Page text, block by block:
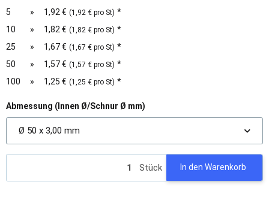
5
» 1,92 € (1,92 € pro St) *
10
» 1,82 € (1,82 € pro St) *
25
» 1,67 € (1,67 € pro St) *
50
» 1,57 € (1,57 € pro St) *
100
» 1,25 € (1,25 € pro St) *
Abmessung (Innen Ø/Schnur Ø mm)
Ø 50 x 3,00 mm
Stück In den Warenkorb